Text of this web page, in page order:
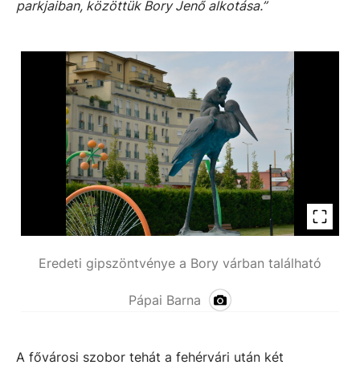
parkjaiban, közöttük Bory Jenő alkotása.”
Eredeti gipszöntvénye a Bory várban található
Pápai Barna
A fővárosi szobor tehát a fehérvári után két